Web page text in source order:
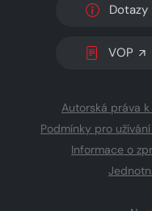
Dotazy
VOP
Autorská práva
Podmínky pro
Informace o